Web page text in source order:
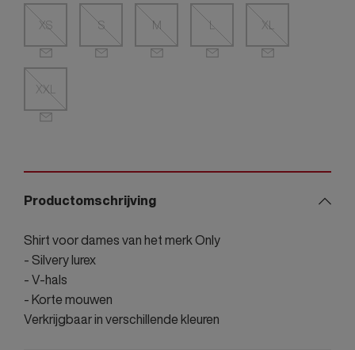
XS S M L XL
XXL
Productomschrijving
Shirt voor dames van het merk Only
- Silvery lurex
- V-hals
- Korte mouwen
Verkrijgbaar in verschillende kleuren